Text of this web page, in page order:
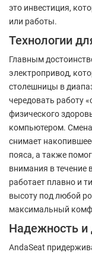
это инвестиция,
или работы.
Технологии
Главным
электропривод,
столешницы в
чередовать работу
физического
компьютером.
снимает
пояса, а также
внимания в течение
работает плавно и
высоту под любой
максимальный
Надежность и
AndaSeat